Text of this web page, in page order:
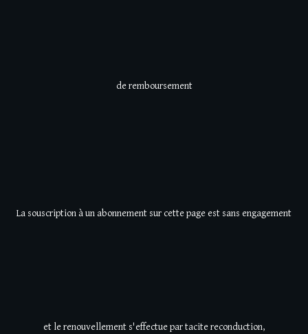
deremboursement
La souscription à un abonnement sur cette page est sans engagement
et le renouvellement s'effectue par tacite reconduction,